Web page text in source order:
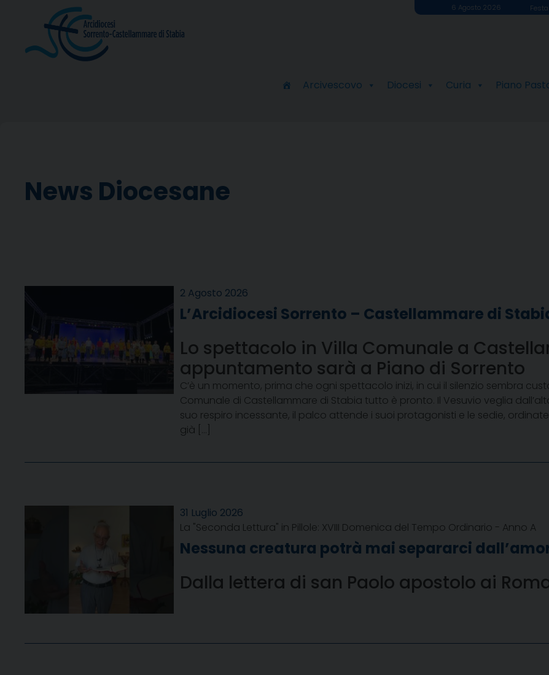
6 Agosto 2026
Arcivescovo Diocesi Curia Piano
News Diocesane
2 Agosto 2026
L’Arcidiocesi Sorrento – Castellammare di
Lo spettacolo in Villa Comunale a
appuntamento sarà a Piano di Sorrento
C’è un momento, prima che ogni spettacolo inizi, in cui il silenzio sembra
Comunale di Castellammare di Stabia tutto è pronto. Il Vesuvio veglia
suo respiro incessante, il palco attende i suoi protagonisti e le sedie,
già […]
31 Luglio 2026
La "Seconda Lettura" in Pillole: XVIII Domenica del Tempo Ordinario - Anno A
Nessuna creatura potrà mai separarci
Dalla lettera di san Paolo apostolo ai